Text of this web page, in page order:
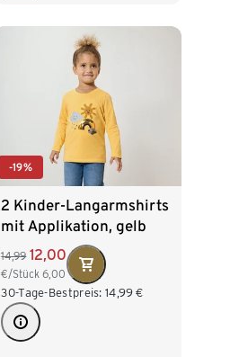
-19%
2 Kinder-Langarmshirts
mit Applikation, gelb
14,99 12,00
€/Stück6,00
30-Tage-Bestpreis: 14,99 €